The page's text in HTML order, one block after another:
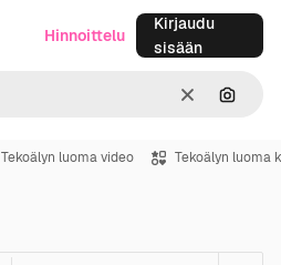
SelkeäHae
Hinnoittelu
Kirjaudu
sisään
Tekoälyn luoma video Tekoälyn luoma